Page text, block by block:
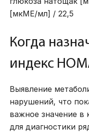
[мкМЕ/мл] / 22,5
Когда
индекс
Выявление
нарушений, что
важное значение в
для диагностики